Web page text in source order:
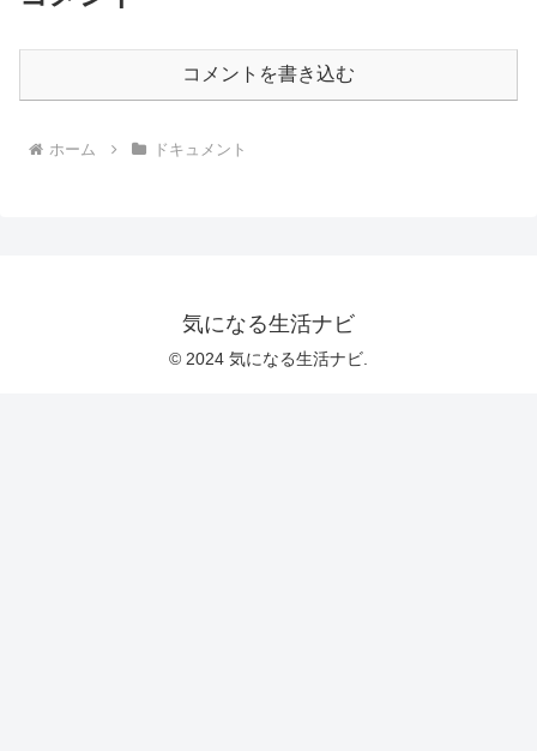
コメントを書き込む
ホーム ドキュメント
気になる生活ナビ
© 2024 気になる生活ナビ.